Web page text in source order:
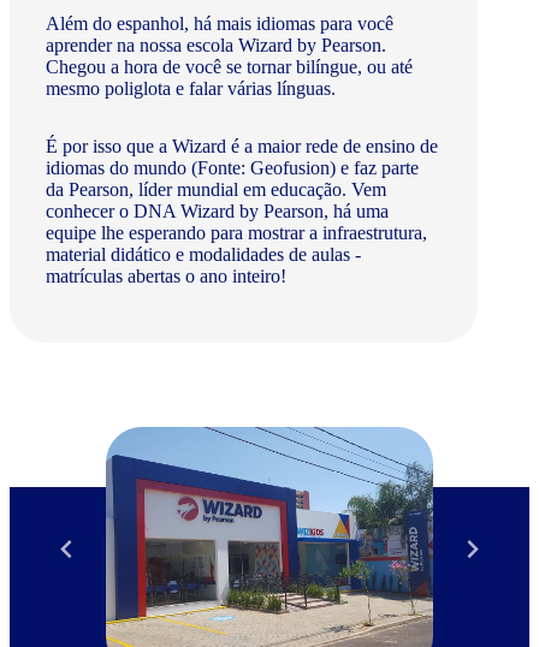
Além do espanhol, há mais idiomas para você
aprender na nossa escola Wizard by Pearson.
Chegou a hora de você se tornar bilíngue, ou até
mesmo poliglota e falar várias línguas.
É por isso que a Wizard é a maior rede de ensino de
idiomas do mundo (Fonte: Geofusion) e faz parte
da Pearson, líder mundial em educação. Vem
conhecer o DNA Wizard by Pearson, há uma
equipe lhe esperando para mostrar a infraestrutura,
material didático e modalidades de aulas -
matrículas abertas o ano inteiro!